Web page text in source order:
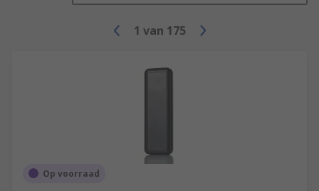
1 van 175
Op voorraad